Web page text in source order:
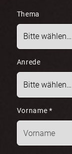
Thema
Anrede
Vorname *